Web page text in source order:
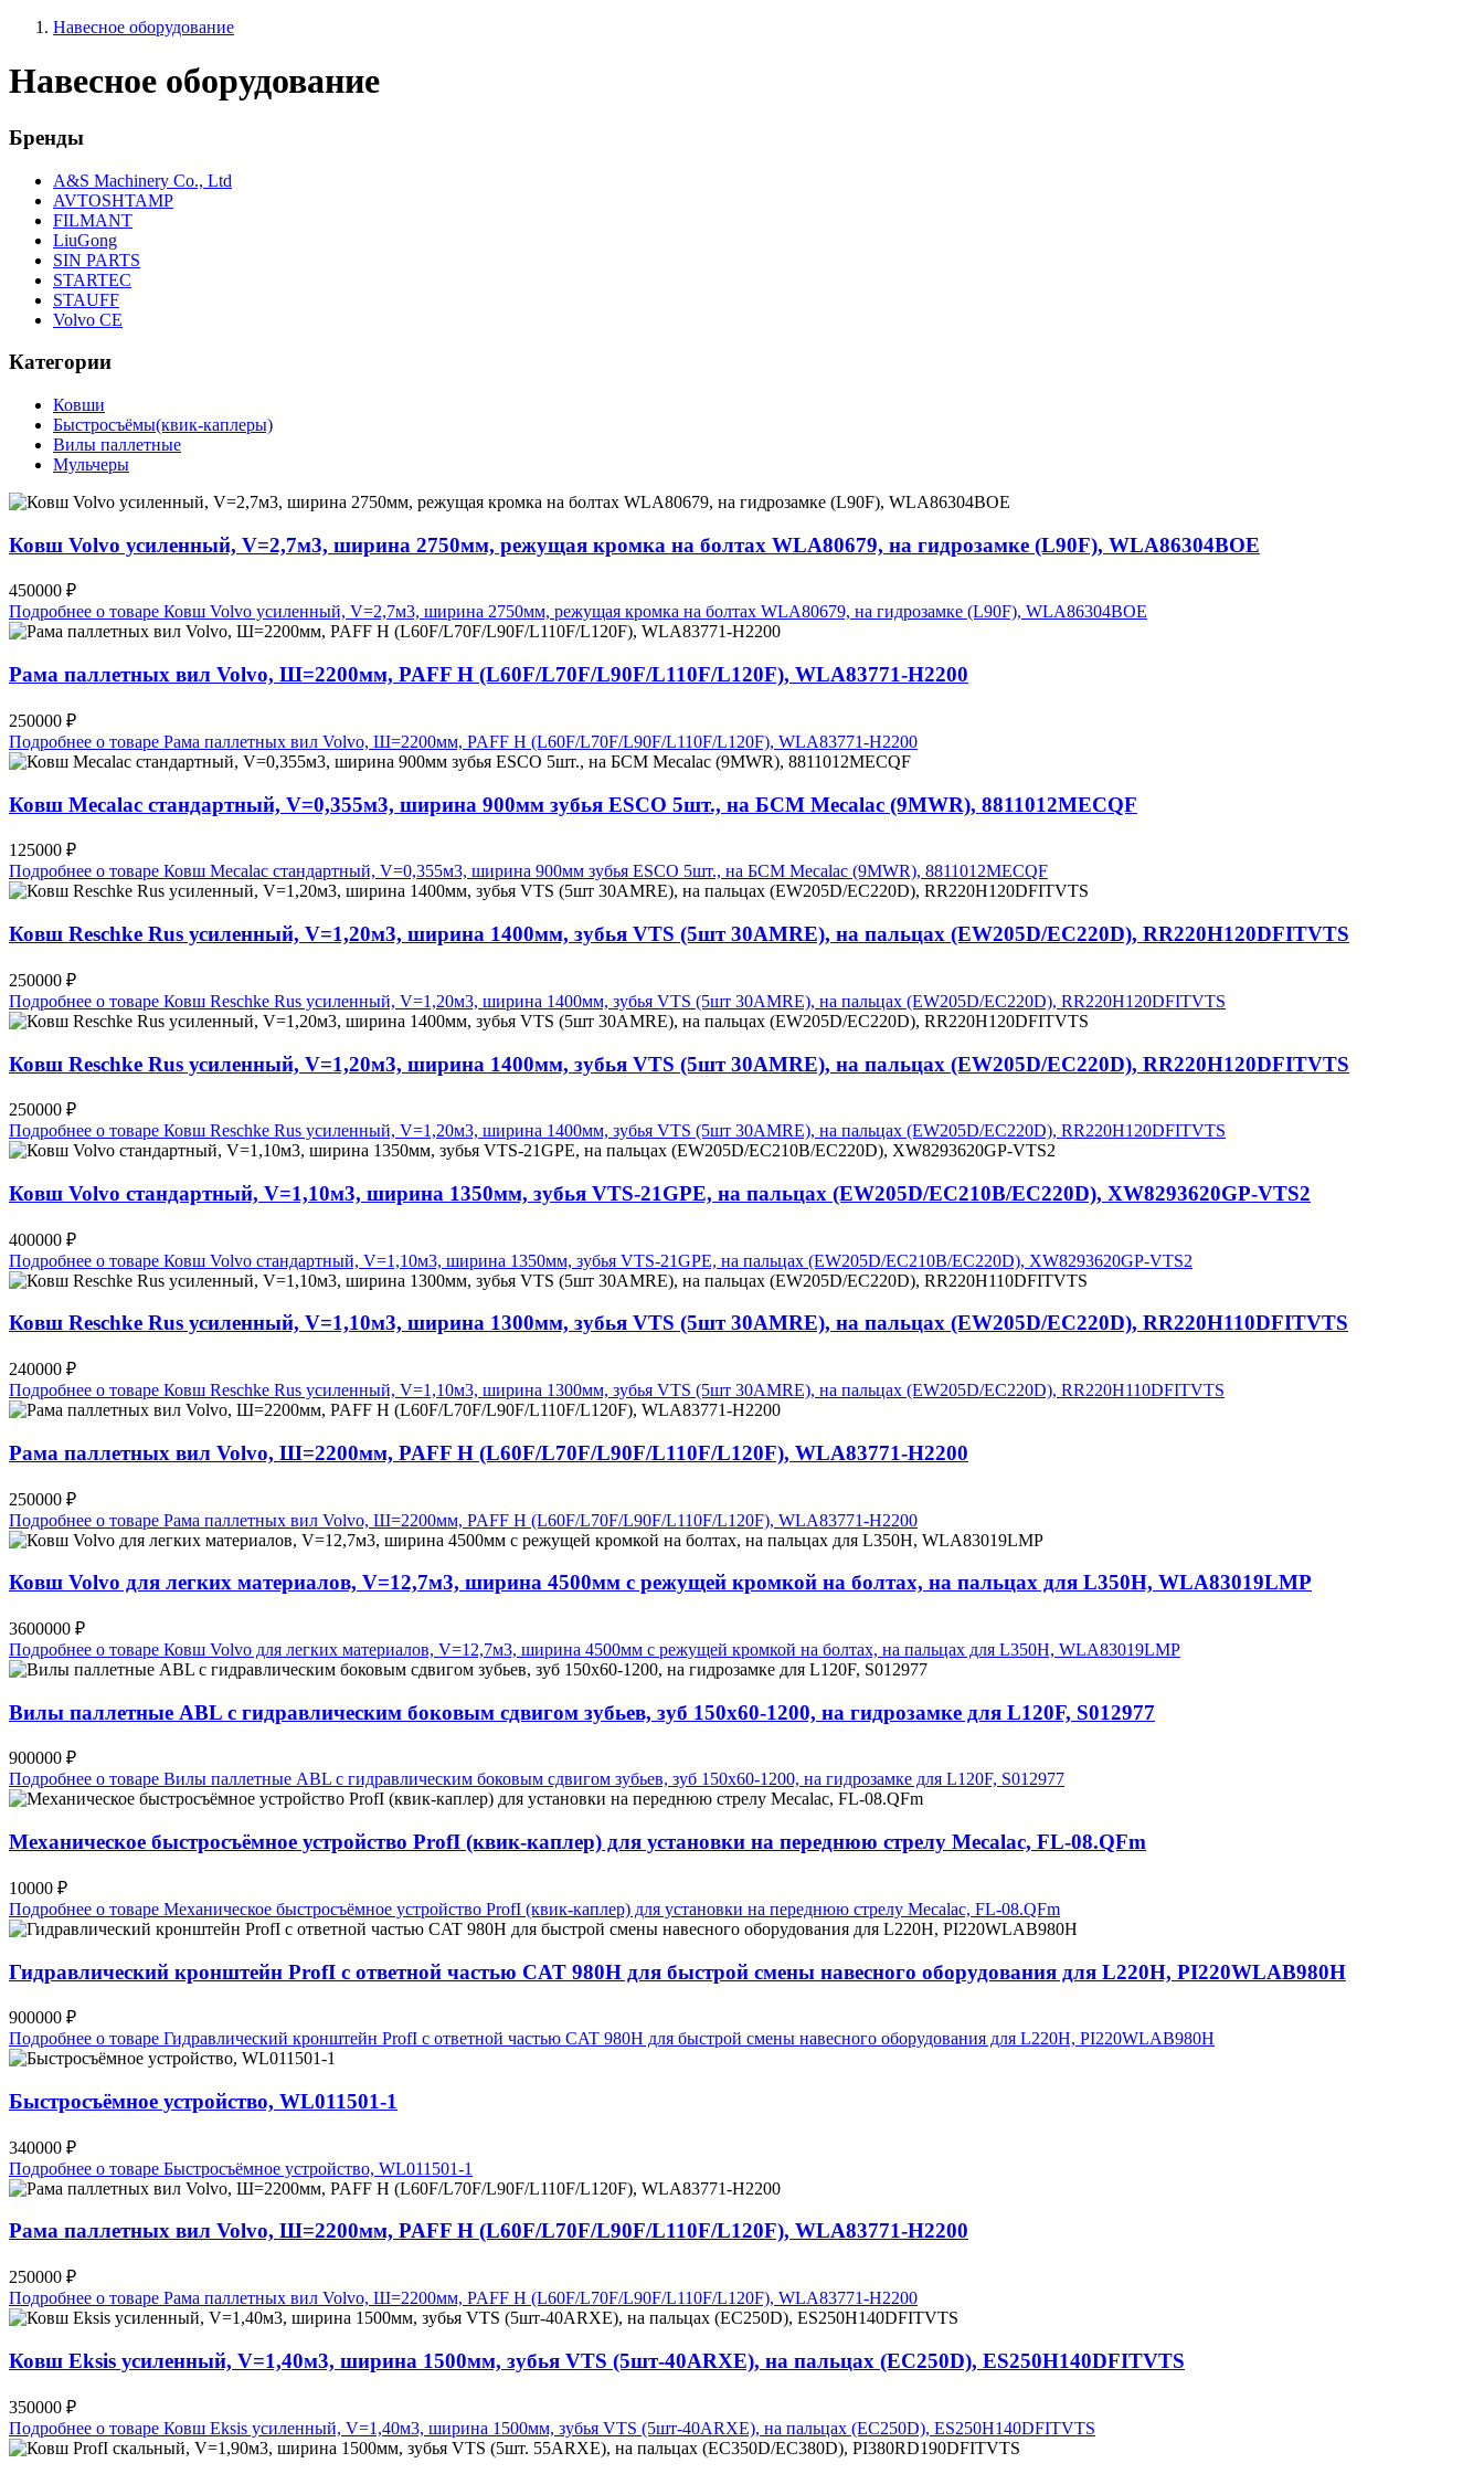
Навесное оборудование
Навесное оборудование
Бренды
A&S Machinery Co., Ltd
AVTOSHTAMP
FILMANT
LiuGong
SIN PARTS
STARTEC
STAUFF
Volvo CE
Категории
Ковши
Быстросъёмы(квик-каплеры)
Вилы паллетные
Мульчеры
Ковш Volvo усиленный, V=2,7м3, ширина 2750мм, режущая кромка на болтах WLA80679, на гидрозамке (L90F), WLA86304BOE
450000 ₽
Подробнее о товаре Ковш Volvo усиленный, V=2,7м3, ширина 2750мм, режущая кромка на болтах WLA80679, на гидрозамке (L90F), WLA86304BOE
Рама паллетных вил Volvo, Ш=2200мм, PAFF H (L60F/L70F/L90F/L110F/L120F), WLA83771-H2200
250000 ₽
Подробнее о товаре Рама паллетных вил Volvo, Ш=2200мм, PAFF H (L60F/L70F/L90F/L110F/L120F), WLA83771-H2200
Ковш Mecalac стандартный, V=0,355м3, ширина 900мм зубья ESCO 5шт., на БСМ Mecalac (9MWR), 8811012MECQF
125000 ₽
Подробнее о товаре Ковш Mecalac стандартный, V=0,355м3, ширина 900мм зубья ESCO 5шт., на БСМ Mecalac (9MWR), 8811012MECQF
Ковш Reschke Rus усиленный, V=1,20м3, ширина 1400мм, зубья VTS (5шт 30AMRE), на пальцах (EW205D/EC220D), RR220H120DFITVTS
250000 ₽
Подробнее о товаре Ковш Reschke Rus усиленный, V=1,20м3, ширина 1400мм, зубья VTS (5шт 30AMRE), на пальцах (EW205D/EC220D), RR220H120DFITVTS
Ковш Reschke Rus усиленный, V=1,20м3, ширина 1400мм, зубья VTS (5шт 30AMRE), на пальцах (EW205D/EC220D), RR220H120DFITVTS
250000 ₽
Подробнее о товаре Ковш Reschke Rus усиленный, V=1,20м3, ширина 1400мм, зубья VTS (5шт 30AMRE), на пальцах (EW205D/EC220D), RR220H120DFITVTS
Ковш Volvo стандартный, V=1,10м3, ширина 1350мм, зубья VTS-21GPE, на пальцах (EW205D/EC210B/EC220D), XW8293620GP-VTS2
400000 ₽
Подробнее о товаре Ковш Volvo стандартный, V=1,10м3, ширина 1350мм, зубья VTS-21GPE, на пальцах (EW205D/EC210B/EC220D), XW8293620GP-VTS2
Ковш Reschke Rus усиленный, V=1,10м3, ширина 1300мм, зубья VTS (5шт 30AMRE), на пальцах (EW205D/EC220D), RR220H110DFITVTS
240000 ₽
Подробнее о товаре Ковш Reschke Rus усиленный, V=1,10м3, ширина 1300мм, зубья VTS (5шт 30AMRE), на пальцах (EW205D/EC220D), RR220H110DFITVTS
Рама паллетных вил Volvo, Ш=2200мм, PAFF H (L60F/L70F/L90F/L110F/L120F), WLA83771-H2200
250000 ₽
Подробнее о товаре Рама паллетных вил Volvo, Ш=2200мм, PAFF H (L60F/L70F/L90F/L110F/L120F), WLA83771-H2200
Ковш Volvo для легких материалов, V=12,7м3, ширина 4500мм с режущей кромкой на болтах, на пальцах для L350H, WLA83019LMP
3600000 ₽
Подробнее о товаре Ковш Volvo для легких материалов, V=12,7м3, ширина 4500мм с режущей кромкой на болтах, на пальцах для L350H, WLA83019LMP
Вилы паллетные ABL с гидравлическим боковым сдвигом зубьев, зуб 150х60-1200, на гидрозамке для L120F, S012977
900000 ₽
Подробнее о товаре Вилы паллетные ABL с гидравлическим боковым сдвигом зубьев, зуб 150х60-1200, на гидрозамке для L120F, S012977
Механическое быстросъёмное устройство ProfI (квик-каплер) для установки на переднюю стрелу Mecalac, FL-08.QFm
10000 ₽
Подробнее о товаре Механическое быстросъёмное устройство ProfI (квик-каплер) для установки на переднюю стрелу Mecalac, FL-08.QFm
Гидравлический кронштейн ProfI с ответной частью CAT 980H для быстрой смены навесного оборудования для L220H, PI220WLAB980H
900000 ₽
Подробнее о товаре Гидравлический кронштейн ProfI с ответной частью CAT 980H для быстрой смены навесного оборудования для L220H, PI220WLAB980H
Быстросъёмное устройство, WL011501-1
340000 ₽
Подробнее о товаре Быстросъёмное устройство, WL011501-1
Рама паллетных вил Volvo, Ш=2200мм, PAFF H (L60F/L70F/L90F/L110F/L120F), WLA83771-H2200
250000 ₽
Подробнее о товаре Рама паллетных вил Volvo, Ш=2200мм, PAFF H (L60F/L70F/L90F/L110F/L120F), WLA83771-H2200
Ковш Eksis усиленный, V=1,40м3, ширина 1500мм, зубья VTS (5шт-40ARXE), на пальцах (EC250D), ES250H140DFITVTS
350000 ₽
Подробнее о товаре Ковш Eksis усиленный, V=1,40м3, ширина 1500мм, зубья VTS (5шт-40ARXE), на пальцах (EC250D), ES250H140DFITVTS